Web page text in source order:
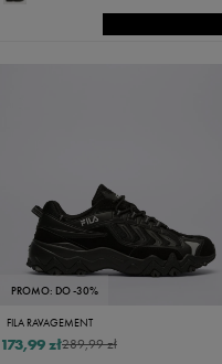
PROMO: DO -30%
FILA RAVAGEMENT
289,99 zł
173,99 zł